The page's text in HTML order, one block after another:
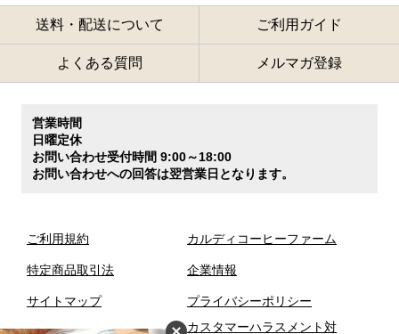
送料・配送について ご利用ガイド
よくある質問 メルマガ登録
営業時間
日曜定休
お問い合わせ受付時間 9:00～18:00
お問い合わせへの回答は翌営業日となります。
ご利用規約
特定商品取引法
サイトマップ
カルディコーヒーファーム
企業情報
プライバシーポリシー
カスタマーハラスメント対